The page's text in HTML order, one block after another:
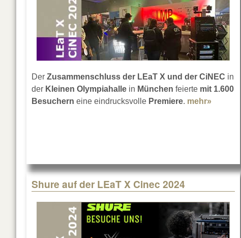
Der Zusammenschluss der LEaT X und der CiNEC in
der Kleinen Olympiahalle in München feierte mit 1.600
Besuchern eine eindrucksvolle Premiere. mehr» about
Shure auf der LEaT X Cinec 2024